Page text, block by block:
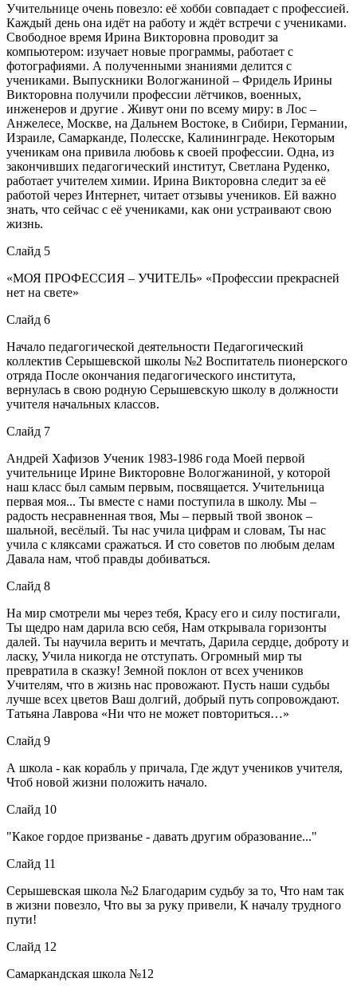
Учительнице очень повезло: её хобби совпадает с профессией.
Каждый день она идёт на работу и ждёт встречи с учениками.
Свободное время Ирина Викторовна проводит за
компьютером: изучает новые программы, работает с
фотографиями. А полученными знаниями делится с
учениками. Выпускники Вологжаниной – Фридель Ирины
Викторовна получили профессии лётчиков, военных,
инженеров и другие . Живут они по всему миру: в Лос –
Анжелесе, Москве, на Дальнем Востоке, в Сибири, Германии,
Израиле, Самарканде, Полесске, Калининграде. Некоторым
ученикам она привила любовь к своей профессии. Одна, из
закончивших педагогический институт, Светлана Руденко,
работает учителем химии. Ирина Викторовна следит за её
работой через Интернет, читает отзывы учеников. Ей важно
знать, что сейчас с её учениками, как они устраивают свою
жизнь.
Слайд 5
«МОЯ ПРОФЕССИЯ – УЧИТЕЛЬ» «Профессии прекрасней
нет на свете»
Слайд 6
Начало педагогической деятельности Педагогический
коллектив Серышевской школы №2 Воспитатель пионерского
отряда После окончания педагогического института,
вернулась в свою родную Серышевскую школу в должности
учителя начальных классов.
Слайд 7
Андрей Хафизов Ученик 1983-1986 года Моей первой
учительнице Ирине Викторовне Вологжаниной, у которой
наш класс был самым первым, посвящается. Учительница
первая моя... Ты вместе с нами поступила в школу. Мы –
радость несравненная твоя, Мы – первый твой звонок –
шальной, весёлый. Ты нас учила цифрам и словам, Ты нас
учила с кляксами сражаться. И сто советов по любым делам
Давала нам, чтоб правды добиваться.
Слайд 8
На мир смотрели мы через тебя, Красу его и силу постигали,
Ты щедро нам дарила всю себя, Нам открывала горизонты
далей. Ты научила верить и мечтать, Дарила сердце, доброту и
ласку, Учила никогда не отступать. Огромный мир ты
превратила в сказку! Земной поклон от всех учеников
Учителям, что в жизнь нас провожают. Пусть наши судьбы
лучше всех цветов Ваш долгий, добрый путь сопровождают.
Татьяна Лаврова «Ни что не может повториться…»
Слайд 9
А школа - как корабль у причала, Где ждут учеников учителя,
Чтоб новой жизни положить начало.
Слайд 10
"Какое гордое призванье - давать другим образование..."
Слайд 11
Серышевская школа №2 Благодарим судьбу за то, Что нам так
в жизни повезло, Что вы за руку привели, К началу трудного
пути!
Слайд 12
Самаркандская школа №12